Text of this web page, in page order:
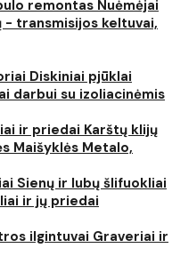
remontas Nuėmėjai
- transmisijos keltuvai,
Diskiniai pjūklai
darbui su izoliacinėmis
ir priedai Karštų klijų
Maišyklės Metalo,
Sienų ir lubų šlifuokliai
ir jų priedai
ilgintuvai Graveriai ir